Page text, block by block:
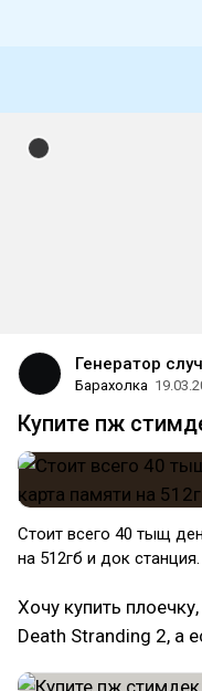
Генератор
Барахолка
Купите пж
Стоит всего 40 тыщ
на 512гб и док станция.
Хочу купить
Death Stranding 2, а